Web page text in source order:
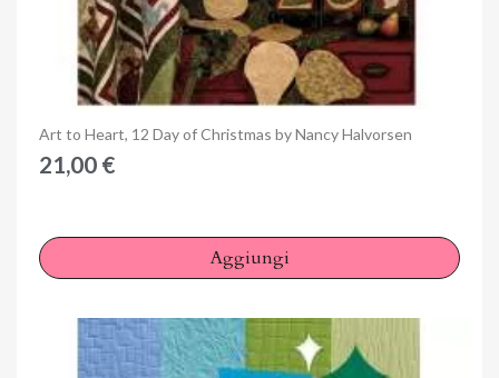
Anteprima
Art to Heart, 12 Day of Christmas by Nancy Halvorsen
21,00 €
Aggiungi